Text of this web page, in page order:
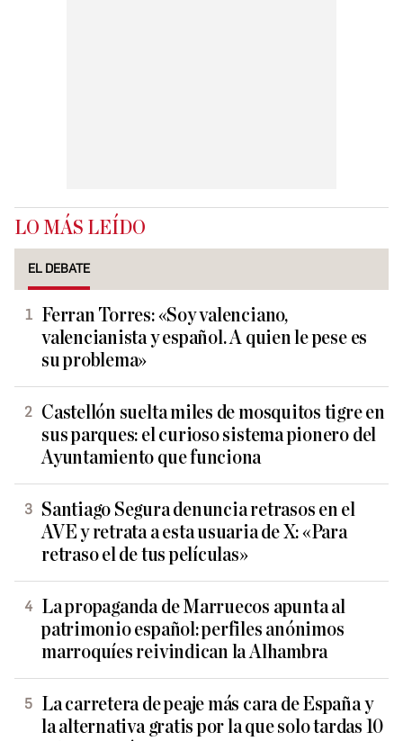
LO MÁS LEÍDO
EL DEBATE
Ferran Torres: «Soy valenciano,
valencianista y español. A quien le pese es
su problema»
Castellón suelta miles de mosquitos tigre en
sus parques: el curioso sistema pionero del
Ayuntamiento que funciona
Santiago Segura denuncia retrasos en el
AVE y retrata a esta usuaria de X: «Para
retraso el de tus películas»
La propaganda de Marruecos apunta al
patrimonio español: perfiles anónimos
marroquíes reivindican la Alhambra
La carretera de peaje más cara de España y
la alternativa gratis por la que solo tardas 10